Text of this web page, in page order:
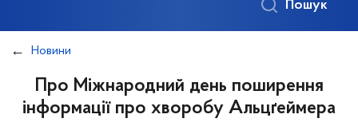
Пошук
Новини
Про Міжнародний день поширення
інформації про хворобу Альцґеймера